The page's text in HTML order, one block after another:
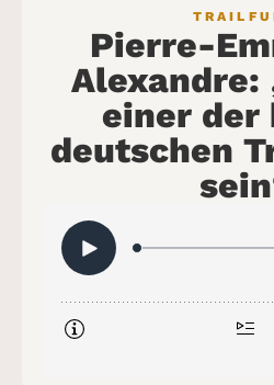
Pierre-
einer der
deutschen